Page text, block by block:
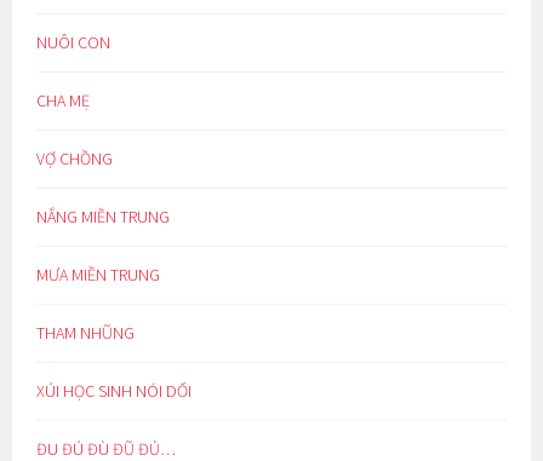
NUÔI CON
CHA MẸ
VỢ CHỒNG
NẮNG MIỀN TRUNG
MƯA MIỀN TRUNG
THAM NHŨNG
XÚI HỌC SINH NÓI DỐI
ĐU ĐÚ ĐÙ ĐŨ ĐỦ…